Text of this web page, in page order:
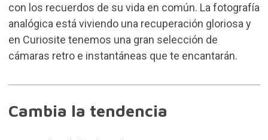
con los recuerdos de su vida en común. La fotografía
analógica está viviendo una recuperación gloriosa y
en Curiosite tenemos una gran selección de
cámaras retro e instantáneas que te encantarán.
Cambia la tendencia